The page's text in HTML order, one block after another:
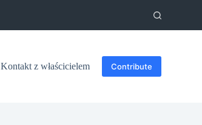
Kontakt z właścicielem Contribute